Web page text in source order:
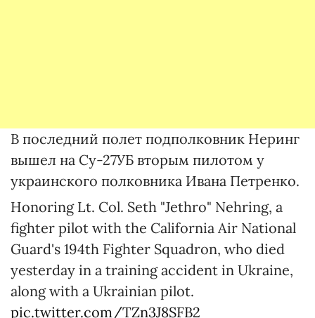
В последний полет подполковник Неринг
вышел на Су-27УБ вторым пилотом у
украинского полковника Ивана Петренко.
Honoring Lt. Col. Seth "Jethro" Nehring, a
fighter pilot with the California Air National
Guard's 194th Fighter Squadron, who died
yesterday in a training accident in Ukraine,
along with a Ukrainian pilot.
pic.twitter.com/TZn3J8SFB2